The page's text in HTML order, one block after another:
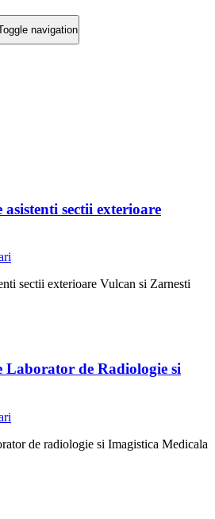
navigation
asistenti sectii exterioare
sectii exterioare Vulcan si Zarnesti
Laborator de Radiologie si
de radiologie si Imagistica Medicala